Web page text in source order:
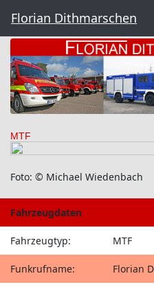
Florian Dithmarschen
MTF
Foto: © Michael Wiedenbach
Fahrzeugdaten
Fahrzeugtyp: MTF
Funkrufname: Florian